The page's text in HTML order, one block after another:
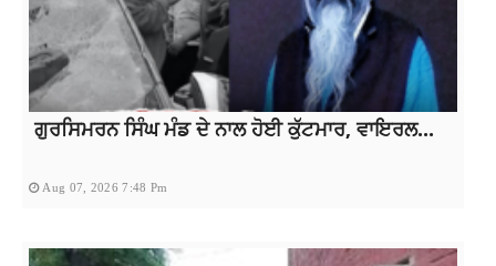
ਗੁਰਸਿਮਰਨ ਸਿੰਘ ਮੰਡ ਦੇ ਨਾਲ ਹੋਈ ਕੁੱਟਮਾਰ, ਵਾਇਰਲ...
Aug 07, 2026 7:48 Pm